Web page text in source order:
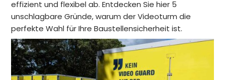
effizient und flexibel ab. Entdecken Sie hier 5
unschlagbare Gründe, warum der Videoturm die
perfekte Wahl für Ihre Baustellensicherheit ist.